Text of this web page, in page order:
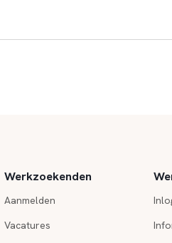
Werkzoekenden
Aanmelden
Vacatures